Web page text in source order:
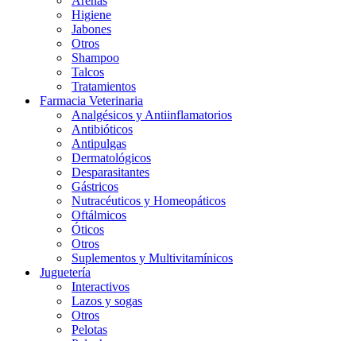
Higiene
Jabones
Otros
Shampoo
Talcos
Tratamientos
Farmacia Veterinaria
Analgésicos y Antiinflamatorios
Antibióticos
Antipulgas
Dermatológicos
Desparasitantes
Gástricos
Nutracéuticos y Homeopáticos
Oftálmicos
Óticos
Otros
Suplementos y Multivitamínicos
Juguetería
Interactivos
Lazos y sogas
Otros
Pelotas